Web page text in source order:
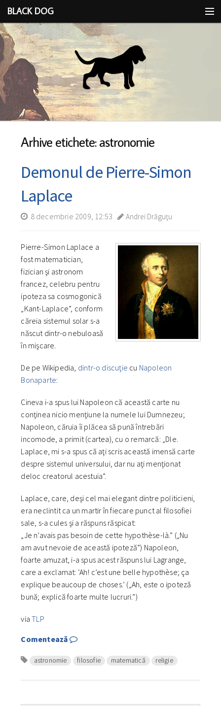
BLACK DOG
IDEEA
CU LIMBA SCOASĂ
Arhive etichete: astronomie
Demonul de Pierre-Simon
Laplace
8 decembrie 2009, 12:53 Andrei Drăguţu
Pierre-Simon Laplace a
fost matematician,
fizician şi astronom
francez, celebru pentru
ipoteza sa cosmogonică
„Kant-Laplace”, conform
căreia sistemul solar s-a
născut dintr-o nebuloasă
în mişcare.
De pe Wikipedia, dintr-o discuţie cu Napoleon
Bonaparte:
Cineva i-a spus lui Napoleon că această carte nu
conţinea nicio menţiune la numele lui Dumnezeu;
Napoleon, căruia îi plăcea să pună întrebări
incomode, a primit (cartea), cu o remarcă: „Dle.
Laplace, mi s-a spus că aţi scris această imensă carte
despre sistemul universului, dar nu aţi menţionat
deloc creatorul acestuia”.
Laplace, care, deşi cel mai elegant dintre politicieni,
era neclintit ca un martir în fiecare punct al filosofiei
sale, s-a cules şi a răspuns răspicat:
„Je n’avais pas besoin de cette hypothèse-là.” („Nu
am avut nevoie de această ipoteză”) Napoleon,
foarte amuzat, i-a spus acest răspuns lui Lagrange,
care a exclamat: ‘Ah! c’est une belle hypothèse; ça
explique beaucoup de choses.’ („Ah, este o ipoteză
bună; explică foarte multe lucruri.”)
viaTLP
Comentează
astronomie filosofie matematică religie